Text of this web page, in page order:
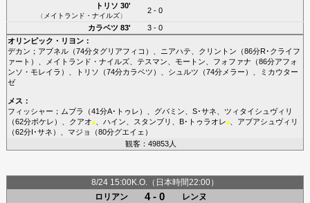
トリソ 30'
（ メイトランド・ナイルズ）
2 - 0
カラベツ83'
3 - 0
オリンピック・リヨン：
デカン ； アブネル（74分タグリアフィコ ）、 ニアハテ クリントン （86分R･クライフ
ァート ）、 メイトランド・ナイルズ、 テスマン モートン フォファナ （86分アフォ
ンソ・モレイラ ）、 トリソ （74分カラベツ ）、 シュルツ （74分メラー ）、
ミカウター
ゼ
メス ：
フィッシャー ； ムブラ （41分A･トゥレ ）、 グバミン S･サネ
ツィタイシュヴィリ
（62分ボケレ ）、 クアオ■、 ハイン スタンブリ B･トゥラオレ■、 アブアシュヴィリ
（62分I･サネ ）、 マジョ （80分グエイェ ）
観客：49853人
8/24 15:00K.O.（日本時間22:00）
ロリアン
4 - 0 レンヌ